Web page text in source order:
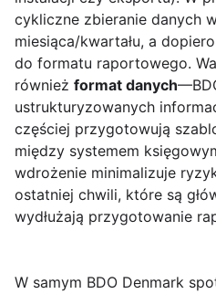
cykliczne zbieranie danych
miesiąca/kwartału, a
do formatu raportowego.
również format danych
ustrukturyzowanych
częściej przygotowują
między systemem
wdrożenie minimalizuje
ostatniej chwili, które są
wydłużają przygotowanie
W samym BDO Denmark